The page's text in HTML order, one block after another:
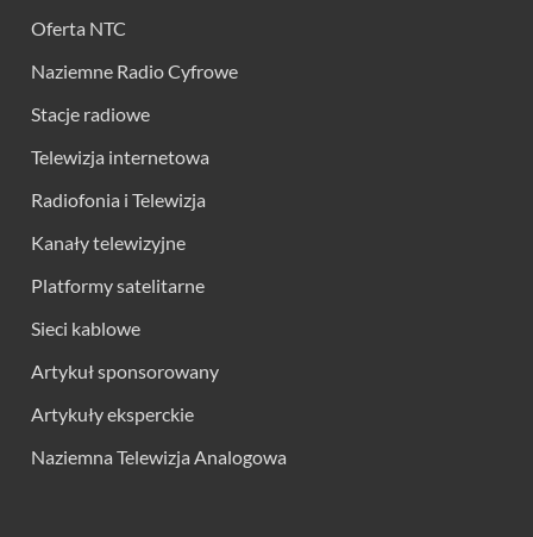
Oferta NTC
Naziemne Radio Cyfrowe
Stacje radiowe
Telewizja internetowa
Radiofonia i Telewizja
Kanały telewizyjne
Platformy satelitarne
Sieci kablowe
Artykuł sponsorowany
Artykuły eksperckie
Naziemna Telewizja Analogowa